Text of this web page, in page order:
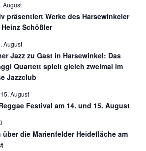
August
präsentiert Werke des Harsewinkeler
Schößler
August
Jazz zu Gast in Harsewinkel: Das
Quartett spielt gleich zweimal im
Jazzclub
15. August
Festival am 14. und 15. August
über die Marienfelder Heidefläche am